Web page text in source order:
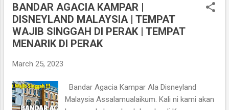
tahun 1905 oleh seorang peladang getah
terkemuka Scotland bernama William Kellie
Smith. Bangunan tiga tingkat dibina mengikut
reka bentuk sebuah istana Moghul di bandar
https://goo.gl/maps/soiCaQ3phTqF4dyq5
Lawati juga Blog Addashuk
BANDAR AGACIA KAMPAR |
DISNEYLAND MALAYSIA | TEMPAT
WAJIB SINGGAH DI PERAK | TEMPAT
MENARIK DI PERAK
March 25, 2023
Bandar Agacia Kampar Ala Disneyland
Malaysia Assalamualaikum. Kali ni kami akan